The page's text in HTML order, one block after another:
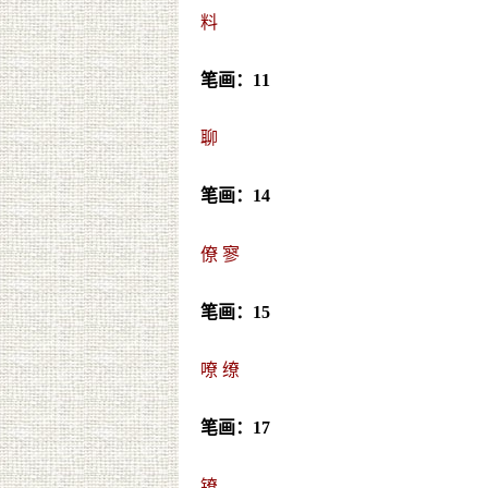
料
笔画：11
聊
笔画：14
僚 寥
笔画：15
嘹 缭
笔画：17